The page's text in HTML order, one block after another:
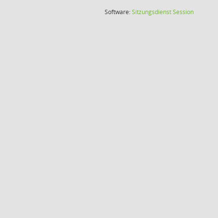
Software:SitzungsdienstSession(Wird in